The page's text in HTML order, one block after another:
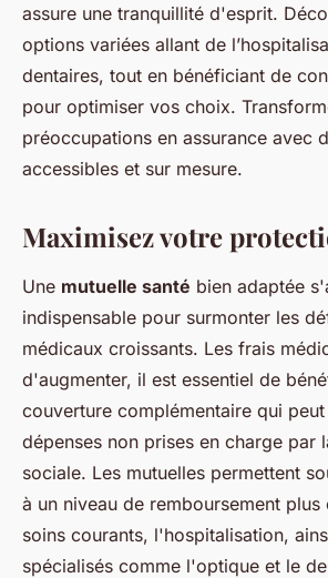
assure une tranquillité d'esprit.
options variées allant de
dentaires, tout en bénéficiant de
pour optimiser vos choix.
préoccupations en assurance avec
accessibles et sur mesure.
Maximisez votre
Une mutuelle santé bien adaptée
indispensable pour surmonter les
médicaux croissants. Les frais
d'augmenter, il est essentiel de
couverture complémentaire qui
dépenses non prises en charge par
sociale. Les mutuelles permettent
à un niveau de remboursement plus
soins courants, l'hospitalisation,
spécialisés comme l'optique et le